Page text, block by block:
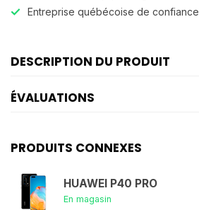
Entreprise québécoise de confiance
DESCRIPTION DU PRODUIT
ÉVALUATIONS
PRODUITS CONNEXES
HUAWEI P40 PRO
En magasin